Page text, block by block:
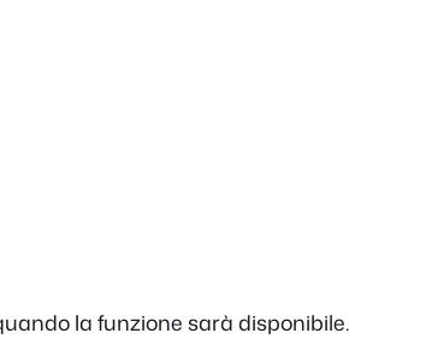
Greek
la funzione sarà disponibile.